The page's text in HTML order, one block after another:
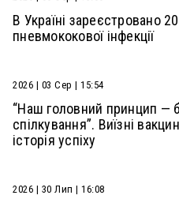
В Україні зареєстровано
пневмококової інфекції
2026 | 03 Сер | 15:54
“Наш головний принцип —
спілкування”. Виїзні
історія успіху
2026 | 30 Лип | 16:08